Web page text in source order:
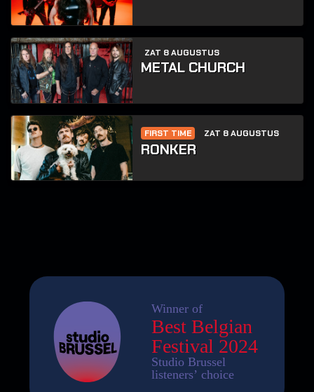
ZAT 8 AUGUSTUS
METAL CHURCH
FIRST TIME ZAT 8 AUGUSTUS
RONKER